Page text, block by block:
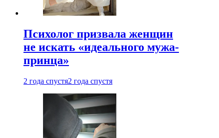
Психолог призвала женщин
не искать «идеального мужа-
принца»
2 года спустя2 года спустя